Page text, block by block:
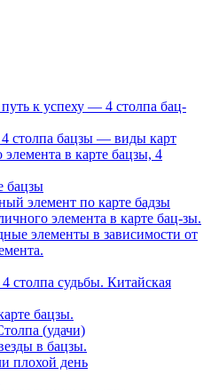
к успеху — 4 столпа бац-
столпа бацзы — виды карт
в карте бацзы, 4
бацзы
элемент по карте бадзы
элемента в карте бац-зы.
элементы в зависимости от
столпа судьбы. Китайская
бацзы.
(удачи)
в бацзы.
плохой день